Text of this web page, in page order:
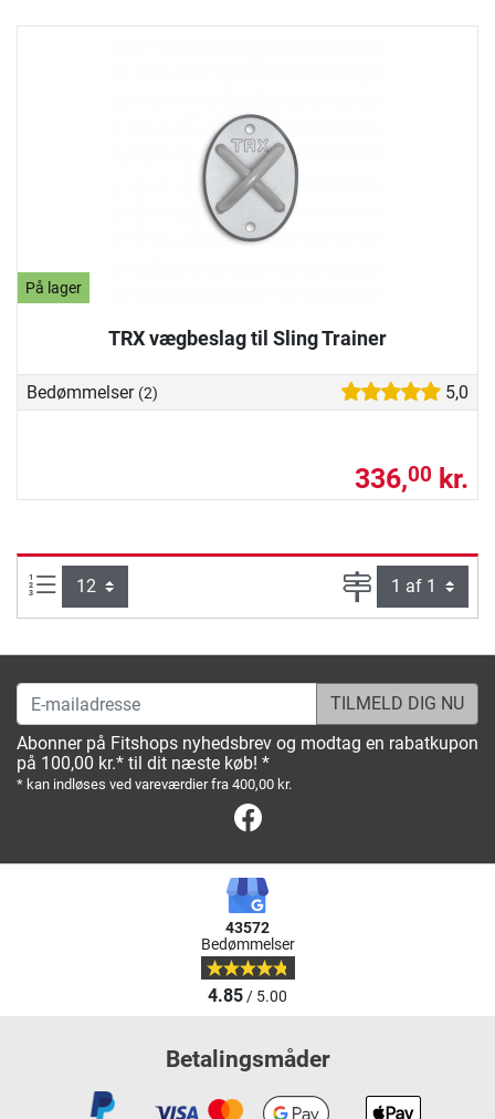
På lager
TRX vægbeslag til Sling Trainer
Bedømmelser (2) 5,0
336,00 kr.
Artikel pr. side: Side
E-mailadresse
Abonner på Fitshops nyhedsbrev og modtag en rabatkupon
på 100,00 kr.* til dit næste køb! *
* kan indløses ved vareværdier fra 400,00 kr.
43572
Bedømmelser
4.85/ 5.00
Betalingsmåder